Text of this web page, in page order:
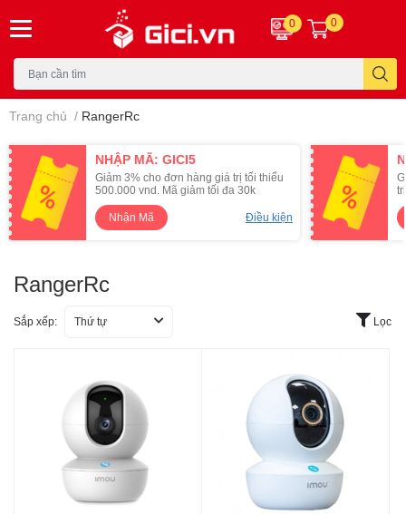
0 0
Trang chủ / RangerRc
NHẬP MÃ: GICI5
Giảm 3% cho đơn hàng giá trị tối thiểu
500.000 vnd. Mã giảm tối đa 30k
Nhận Mã
Điều kiện
RangerRc
Sắp xếp: Thứ tự Lọc